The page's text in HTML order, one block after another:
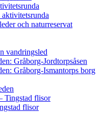
och naturreservat
vandringsled
Gråborg-Jordtorpsåsen
Gråborg-Ismantorps borg
Tingstad flisor
flisor